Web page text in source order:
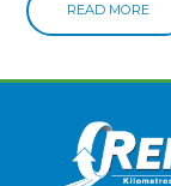
READ MORE